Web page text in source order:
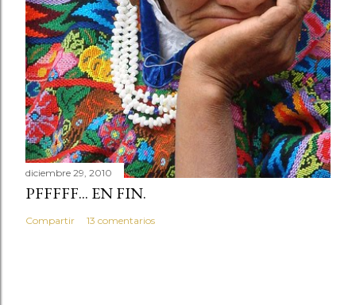
diciembre 29, 2010
PFFFFF... EN FIN.
Compartir 13 comentarios